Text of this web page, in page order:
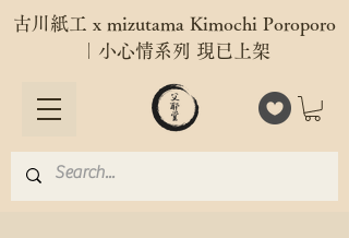
古川紙工 x mizutama Kimochi Poroporo
｜小心情系列 現已上架